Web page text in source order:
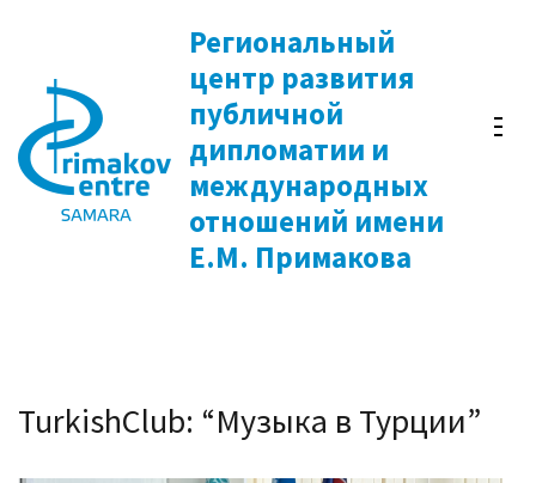
содержимому
(нажмите
Enter)
Региональный
центр развития
публичной
дипломатии и
международных
отношений имени
Е.М. Примакова
TurkishClub: “Музыка в Турции”